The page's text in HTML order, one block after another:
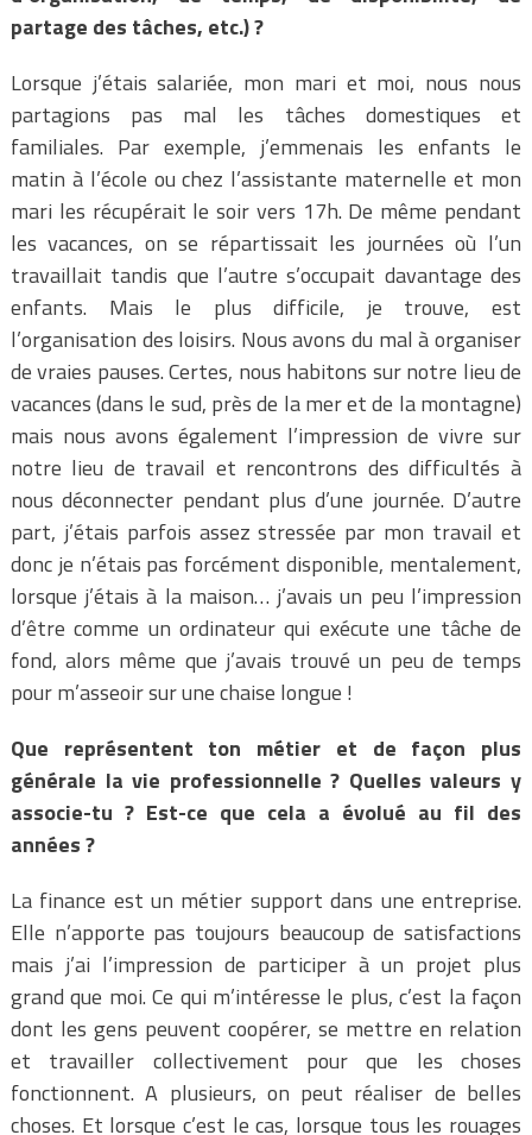
partage des tâches, etc.) ?
Lorsque j’étais salariée, mon mari et moi, nous nous
partagions pas mal les tâches domestiques et
familiales. Par exemple, j’emmenais les enfants le
matin à l’école ou chez l’assistante maternelle et mon
mari les récupérait le soir vers 17h. De même pendant
les vacances, on se répartissait les journées où l’un
travaillait tandis que l’autre s’occupait davantage des
enfants. Mais le plus difficile, je trouve, est
l’organisation des loisirs. Nous avons du mal à organiser
de vraies pauses. Certes, nous habitons sur notre lieu de
vacances (dans le sud, près de la mer et de la montagne)
mais nous avons également l’impression de vivre sur
notre lieu de travail et rencontrons des difficultés à
nous déconnecter pendant plus d’une journée. D’autre
part, j’étais parfois assez stressée par mon travail et
donc je n’étais pas forcément disponible, mentalement,
lorsque j’étais à la maison… j’avais un peu l’impression
d’être comme un ordinateur qui exécute une tâche de
fond, alors même que j’avais trouvé un peu de temps
pour m’asseoir sur une chaise longue !
Que représentent ton métier et de façon plus
générale la vie professionnelle ? Quelles valeurs y
associe-tu ? Est-ce que cela a évolué au fil des
années ?
La finance est un métier support dans une entreprise.
Elle n’apporte pas toujours beaucoup de satisfactions
mais j’ai l’impression de participer à un projet plus
grand que moi. Ce qui m’intéresse le plus, c’est la façon
dont les gens peuvent coopérer, se mettre en relation
et travailler collectivement pour que les choses
fonctionnent. A plusieurs, on peut réaliser de belles
choses. Et lorsque c’est le cas, lorsque tous les rouages